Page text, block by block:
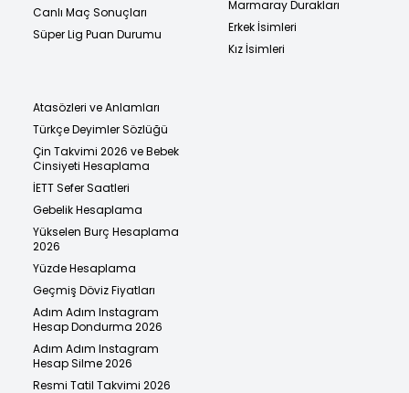
Canlı Maç Sonuçları
Süper Lig Puan Durumu
Marmaray Durakları
Erkek İsimleri
Kız İsimleri
Atasözleri ve Anlamları
Türkçe Deyimler Sözlüğü
Çin Takvimi 2026 ve Bebek
Cinsiyeti Hesaplama
İETT Sefer Saatleri
Gebelik Hesaplama
Yükselen Burç Hesaplama
2026
Yüzde Hesaplama
Geçmiş Döviz Fiyatları
Adım Adım Instagram
Hesap Dondurma 2026
Adım Adım Instagram
Hesap Silme 2026
Resmi Tatil Takvimi 2026